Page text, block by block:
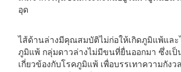
อุด
ไส้ด้านล่างมีคุณสมบัติไม่ก่อให้เกิดภูมิแพ้และ
ภูมิแพ้ กลุ่มดาวล่างไม่มีขนที่ยื่นออกมา ซึ่งเป็
เกี่ยวข้องกับโรคภูมิแพ้ เพื่อบรรเทาความกังว